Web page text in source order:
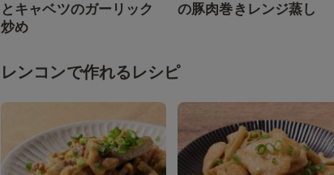
とキャベツのガーリック
炒め
の豚肉巻きレンジ蒸し
レンコンで作れるレシピ